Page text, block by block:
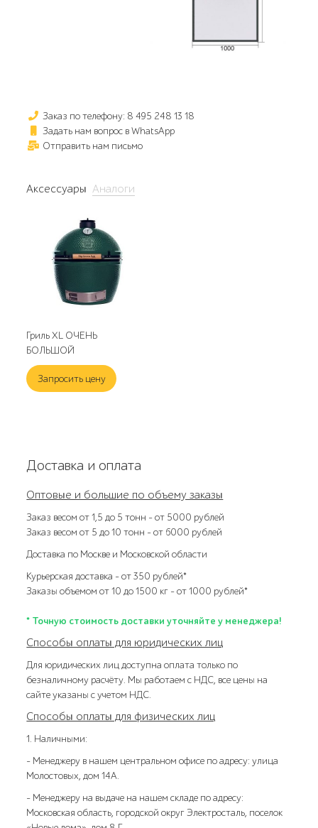
Заказ по телефону: 8 495 248 13 18
Задать нам вопрос в WhatsApp
Отправить нам письмо
Аксессуары Аналоги
Гриль XL ОЧЕНЬ
БОЛЬШОЙ
Запросить цену
Доставка и оплата
Оптовые и большие по объему заказы
Заказ весом от 1,5 до 5 тонн – от 5000 рублей
Заказ весом от 5 до 10 тонн – от 6000 рублей
Доставка по Москве и Московской области
Курьерская доставка – от 350 рублей*
Заказы объемом от 10 до 1500 кг – от 1000 рублей*
* Точную стоимость доставки уточняйте у менеджера!
Способы оплаты для юридических лиц
Для юридических лиц доступна оплата только по
безналичному расчёту. Мы работаем с НДС, все цены на
сайте указаны с учетом НДС.
Способы оплаты для физических лиц
1. Наличными:
- Менеджеру в нашем центральном офисе по адресу: улица
Молостовых, дом 14А.
- Менеджеру на выдаче на нашем складе по адресу:
Московская область, городской округ Электросталь, поселок